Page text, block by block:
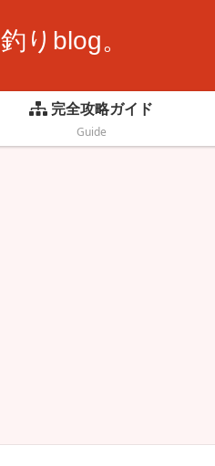
りblog。
完全攻略ガイド
Guide